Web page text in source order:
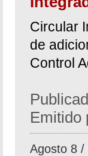
Circular
de
Control
Emitido
Agosto 8 /